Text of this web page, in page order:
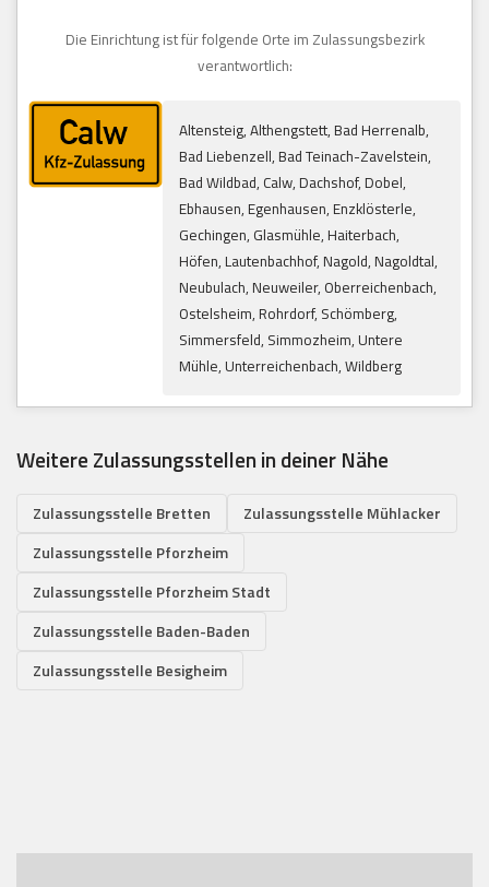
Die Einrichtung ist für folgende Orte im Zulassungsbezirk
verantwortlich:
Altensteig, Althengstett, Bad Herrenalb,
Bad Liebenzell, Bad Teinach-Zavelstein,
Bad Wildbad, Calw, Dachshof, Dobel,
Ebhausen, Egenhausen, Enzklösterle,
Gechingen, Glasmühle, Haiterbach,
Höfen, Lautenbachhof, Nagold, Nagoldtal,
Neubulach, Neuweiler, Oberreichenbach,
Ostelsheim, Rohrdorf, Schömberg,
Simmersfeld, Simmozheim, Untere
Mühle, Unterreichenbach, Wildberg
Weitere Zulassungsstellen in deiner Nähe
Zulassungsstelle Bretten
Zulassungsstelle Mühlacker
Zulassungsstelle Pforzheim
Zulassungsstelle Pforzheim Stadt
Zulassungsstelle Baden-Baden
Zulassungsstelle Besigheim